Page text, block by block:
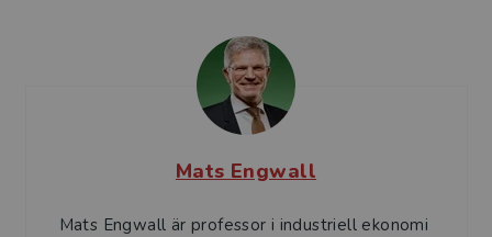
Mats Engwall
Mats Engwall är professor i industriell ekonomi